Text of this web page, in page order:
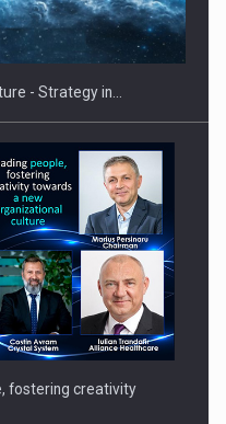
Demand
- Strategy in…
fostering creativity